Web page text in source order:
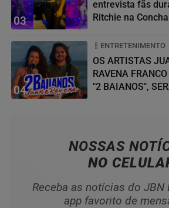
03
entrevista fãs
Ritchie na
04
ENTRETENIMENTO
OS ARTISTAS
RAVENA
"2 BAIANOS",
NOSSAS
NO
Receba as notícias do JBN
app favorito de